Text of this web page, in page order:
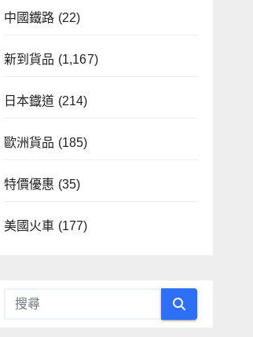
中國鐵路 (22)
新到貨品 (1,167)
日本鐡道 (214)
歐洲貨品 (185)
特價優惠 (35)
美國火車 (177)